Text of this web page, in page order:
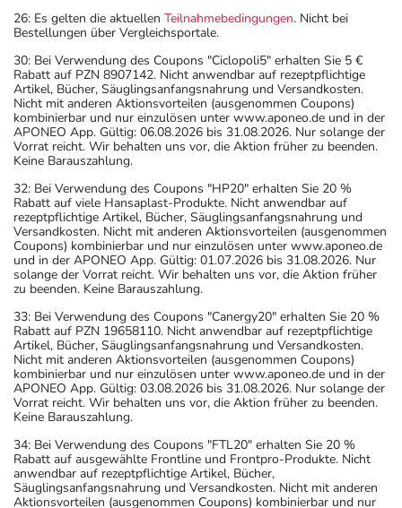
26: Es gelten die aktuellen Teilnahmebedingungen. Nicht bei
Bestellungen über Vergleichsportale.
30: Bei Verwendung des Coupons "Ciclopoli5" erhalten Sie 5 €
Rabatt auf PZN 8907142. Nicht anwendbar auf rezeptpflichtige
Artikel, Bücher, Säuglingsanfangsnahrung und Versandkosten.
Nicht mit anderen Aktionsvorteilen (ausgenommen Coupons)
kombinierbar und nur einzulösen unter www.aponeo.de und in der
APONEO App. Gültig: 06.08.2026 bis 31.08.2026. Nur solange der
Vorrat reicht. Wir behalten uns vor, die Aktion früher zu beenden.
Keine Barauszahlung.
32: Bei Verwendung des Coupons "HP20" erhalten Sie 20 %
Rabatt auf viele Hansaplast-Produkte. Nicht anwendbar auf
rezeptpflichtige Artikel, Bücher, Säuglingsanfangsnahrung und
Versandkosten. Nicht mit anderen Aktionsvorteilen (ausgenommen
Coupons) kombinierbar und nur einzulösen unter www.aponeo.de
und in der APONEO App. Gültig: 01.07.2026 bis 31.08.2026. Nur
solange der Vorrat reicht. Wir behalten uns vor, die Aktion früher
zu beenden. Keine Barauszahlung.
33: Bei Verwendung des Coupons "Canergy20" erhalten Sie 20 %
Rabatt auf PZN 19658110. Nicht anwendbar auf rezeptpflichtige
Artikel, Bücher, Säuglingsanfangsnahrung und Versandkosten.
Nicht mit anderen Aktionsvorteilen (ausgenommen Coupons)
kombinierbar und nur einzulösen unter www.aponeo.de und in der
APONEO App. Gültig: 03.08.2026 bis 31.08.2026. Nur solange der
Vorrat reicht. Wir behalten uns vor, die Aktion früher zu beenden.
Keine Barauszahlung.
34: Bei Verwendung des Coupons "FTL20" erhalten Sie 20 %
Rabatt auf ausgewählte Frontline und Frontpro-Produkte. Nicht
anwendbar auf rezeptpflichtige Artikel, Bücher,
Säuglingsanfangsnahrung und Versandkosten. Nicht mit anderen
Aktionsvorteilen (ausgenommen Coupons) kombinierbar und nur